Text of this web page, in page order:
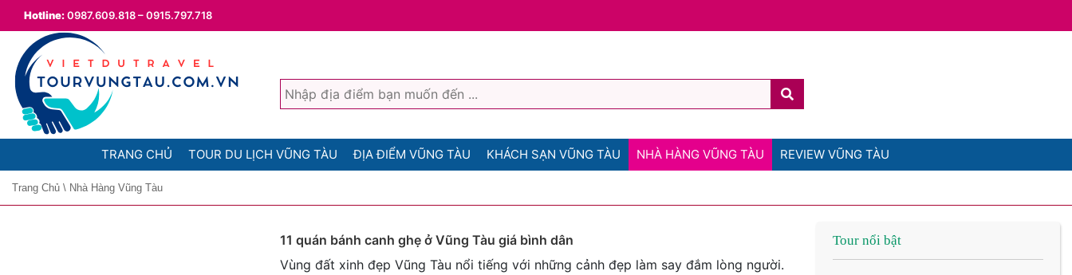
Hotline:0987.609.818 – 0915.797.718
TRANG CHỦ TOUR DU LỊCH VŨNG TÀU ĐỊA ĐIỂM VŨNG TÀU KHÁCH SẠN VŨNG TÀU NHÀ HÀNG VŨNG TÀU REVIEW VŨNG TÀU
Trang Chủ \ Nhà Hàng Vũng Tàu
11 quán bánh canh ghẹ ở Vũng Tàu giá bình dân
Vùng đất xinh đẹp Vũng Tàu nổi tiếng với những cảnh đẹp làm say đắm lòng người.
Tour nổi bật